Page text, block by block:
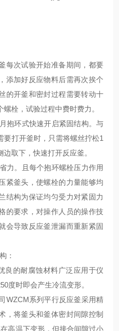
每次试验开始准备期间，都要
添加好反应物料后需再次挨个
的开釜和密封过程需要转动十
栓，试验过程中费时费力。
环式快速开启紧固结构。与
要打开釜时，只需将螺丝拧松1
取下，快速打开反应釜。
。且每个抱环螺栓压力作用
紧釜头，使螺栓的力量能够均
结构为保证均匀受力对紧固力
的要求，对操作人员的操作技
会导致反应釜泄漏而重新紧固
：
良的耐腐蚀材料广泛应用于仪
度时即会产生冷流变形。
WZCM系列平行反应釜采用精
，将釜头和釜体密封间隙控制
高温下变形，但接合间隙过小